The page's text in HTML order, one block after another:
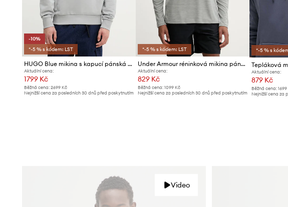
-10%
*-5 % s kódem: LST
HUGO Blue mikina s kapucí pánská bavlněná Nalonso
Aktuální cena:
1799 Kč
Běžná cena: 2699 Kč
Nejnižší cena za posledních 30 dnů před poskytnutím
*-5 % s kódem: LST
Under Armour réninková mikina pánská
Aktuální cena:
829 Kč
Běžná cena:1099 Kč
Nejnižší cena za posledních 30 dnů před poskytnutím
*-5 % s
Tepláková
Aktuální cena:
879 Kč
Běžná cena:
Nejnižší cena za
Video